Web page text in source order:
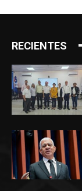
RECIENTES